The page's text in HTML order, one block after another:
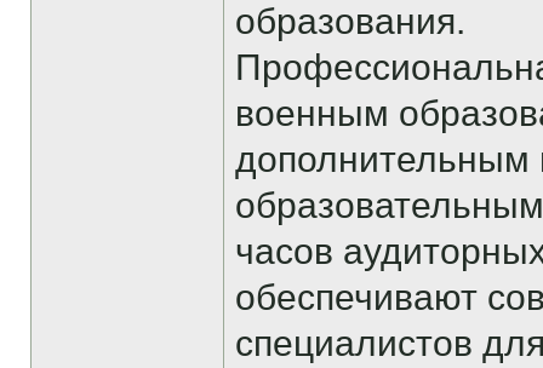
образования.
военным
часов
обеспечивают
специалистов